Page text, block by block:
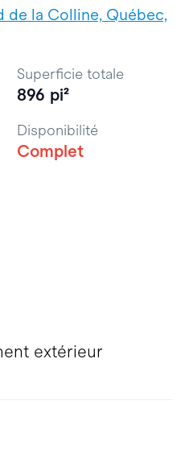
de la Colline, Québec,
extérieur
Superficie totale
896 pi²
Disponibilité
Complet